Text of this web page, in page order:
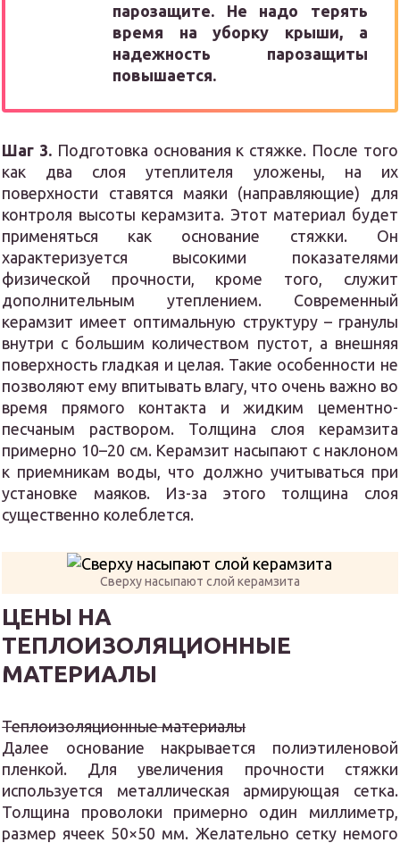
парозащите. Не надо терять
время на уборку крыши, а
надежность парозащиты
повышается.
Шаг 3. Подготовка основания к стяжке. После того
как два слоя утеплителя уложены, на их
поверхности ставятся маяки (направляющие) для
контроля высоты керамзита. Этот материал будет
применяться как основание стяжки. Он
характеризуется высокими показателями
физической прочности, кроме того, служит
дополнительным утеплением. Современный
керамзит имеет оптимальную структуру – гранулы
внутри с большим количеством пустот, а внешняя
поверхность гладкая и целая. Такие особенности не
позволяют ему впитывать влагу, что очень важно во
время прямого контакта и жидким цементно-
песчаным раствором. Толщина слоя керамзита
примерно 10–20 см. Керамзит насыпают с наклоном
к приемникам воды, что должно учитываться при
установке маяков. Из-за этого толщина слоя
существенно колеблется.
Сверху насыпают слой керамзита
ЦЕНЫ НА
ТЕПЛОИЗОЛЯЦИОННЫЕ
МАТЕРИАЛЫ
Теплоизоляционные материалы
Далее основание накрывается полиэтиленовой
пленкой. Для увеличения прочности стяжки
используется металлическая армирующая сетка.
Толщина проволоки примерно один миллиметр,
размер ячеек 50×50 мм. Желательно сетку немого